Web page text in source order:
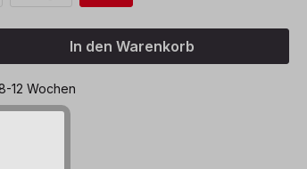
den gewünschten Wert
In den Warenkorb
12 Wochen